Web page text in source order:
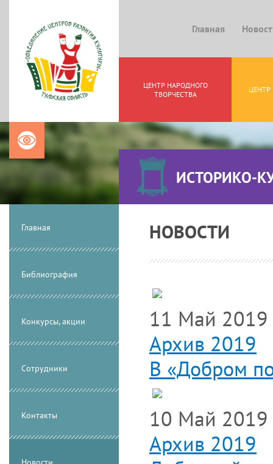
Главная
ЦЕНТР НАРОДНОГО
ТВОРЧЕСТВА
ЦЕНТР
ИСТОРИКО-
Главная
Библиография
Конкурсы, акции
Сотрудники
Контакты
НОВОСТИ
11 Май 2019
Архив 2019
В «Добром
10 Май 2019
Архив 2019